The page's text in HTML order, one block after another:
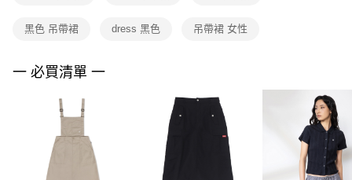
３．未成年的使用者請事先徵得法定代理人或監護人之同意方可使用
４．使用「AFTEE先享後付」時，將依據個別帳號之用戶狀況，依本公司即
時審查核予不同之上限額度；若仍有額度不足之情形，本公司將視審查結果
請求用戶進行身份認證。
５．嚴禁一人註冊多個帳號或使用他人資訊註冊。若發現惡意使用之情形，
恩沛科技股份有限公司將有權停止該用戶之使用額度並採取法律行動。
黑色 吊帶裙 dress 黑色 吊帶裙 女性
一 必買清單 一